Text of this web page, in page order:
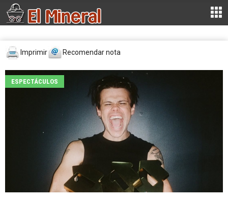
Imprimir Recomendar nota
ESPECTÁCULOS